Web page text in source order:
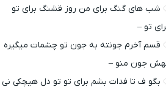
شب های گنگ برای من روز قشنگ برای تو
تو –
قسم آخرم جونته به جون تو چشمات میگیره
جون منو –
بگو ف تا فدات بشم برای تو تو دل هیچکی نی